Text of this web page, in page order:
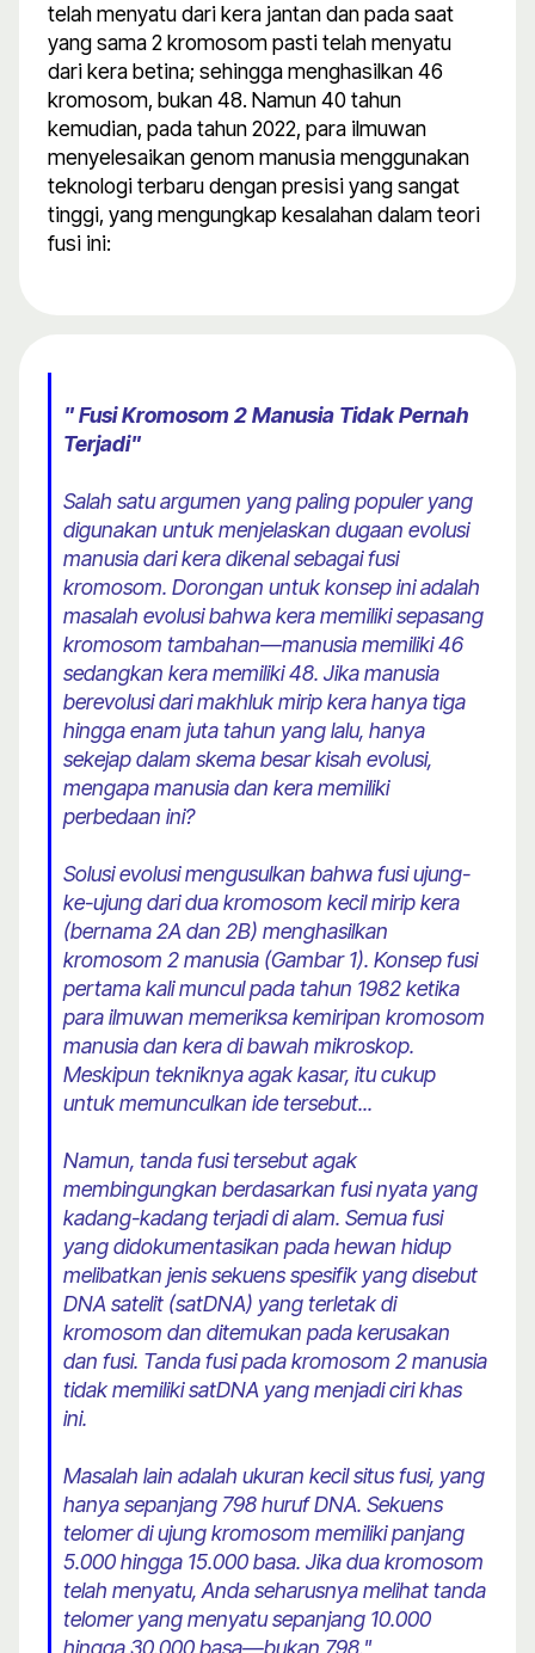
telah menyatu dari kera jantan dan pada saat
yang sama 2 kromosom pasti telah menyatu
dari kera betina; sehingga menghasilkan 46
kromosom, bukan 48. Namun 40 tahun
kemudian, pada tahun 2022, para ilmuwan
menyelesaikan genom manusia menggunakan
teknologi terbaru dengan presisi yang sangat
tinggi, yang mengungkap kesalahan dalam teori
fusi ini:
" Fusi Kromosom 2 Manusia Tidak Pernah
Terjadi"
Salah satu argumen yang paling populer yang
digunakan untuk menjelaskan dugaan evolusi
manusia dari kera dikenal sebagai fusi
kromosom. Dorongan untuk konsep ini adalah
masalah evolusi bahwa kera memiliki sepasang
kromosom tambahan—manusia memiliki 46
sedangkan kera memiliki 48. Jika manusia
berevolusi dari makhluk mirip kera hanya tiga
hingga enam juta tahun yang lalu, hanya
sekejap dalam skema besar kisah evolusi,
mengapa manusia dan kera memiliki
perbedaan ini?
Solusi evolusi mengusulkan bahwa fusi ujung-
ke-ujung dari dua kromosom kecil mirip kera
(bernama 2A dan 2B) menghasilkan
kromosom 2 manusia (Gambar 1). Konsep fusi
pertama kali muncul pada tahun 1982 ketika
para ilmuwan memeriksa kemiripan kromosom
manusia dan kera di bawah mikroskop.
Meskipun tekniknya agak kasar, itu cukup
untuk memunculkan ide tersebut...
Namun, tanda fusi tersebut agak
membingungkan berdasarkan fusi nyata yang
kadang-kadang terjadi di alam. Semua fusi
yang didokumentasikan pada hewan hidup
melibatkan jenis sekuens spesifik yang disebut
DNA satelit (satDNA) yang terletak di
kromosom dan ditemukan pada kerusakan
dan fusi. Tanda fusi pada kromosom 2 manusia
tidak memiliki satDNA yang menjadi ciri khas
ini.
Masalah lain adalah ukuran kecil situs fusi, yang
hanya sepanjang 798 huruf DNA. Sekuens
telomer di ujung kromosom memiliki panjang
5.000 hingga 15.000 basa. Jika dua kromosom
telah menyatu, Anda seharusnya melihat tanda
telomer yang menyatu sepanjang 10.000
hingga 30.000 basa—bukan 798."